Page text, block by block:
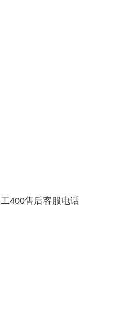
400售后客服电话